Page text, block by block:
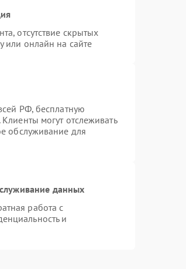
отсутствие скрытых
или онлайн на сайте
РФ, бесплатную
могут отслеживать
обслуживание для
данных
работа с
и